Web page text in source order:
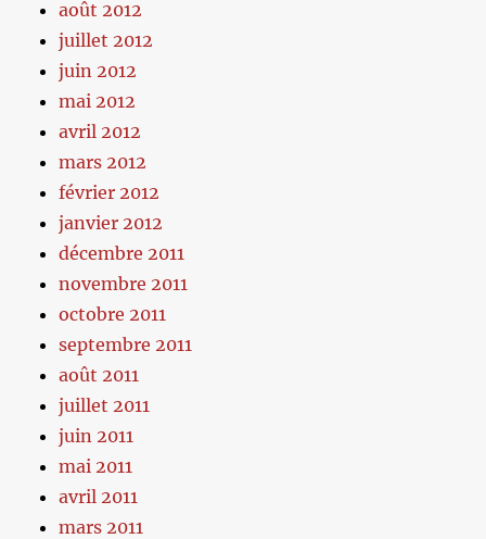
août 2012
juillet 2012
juin 2012
mai 2012
avril 2012
mars 2012
février 2012
janvier 2012
décembre 2011
novembre 2011
octobre 2011
septembre 2011
août 2011
juillet 2011
juin 2011
mai 2011
avril 2011
mars 2011